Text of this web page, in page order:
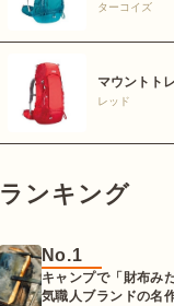
ターコイズ
マウントト
レッド
ランキング
No.1
キャンプで「財布み
気職人ブランドの名